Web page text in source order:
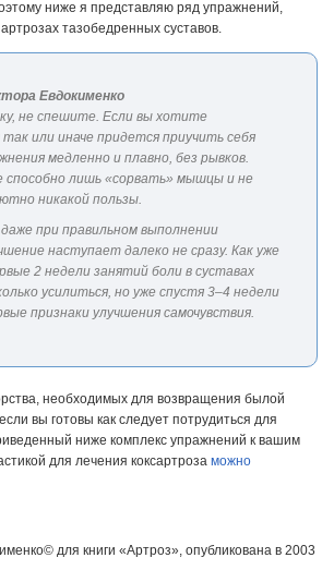
ниже я представляю ряд упражнений,
тазобедренных суставов.
Евдокименко
не спешите. Если вы хотите
или иначе придется приучить себя
медленно и плавно, без рывков.
способно лишь «сорвать» мышцы и не
никакой пользы.
при правильном выполнении
наступает далеко не сразу. Как уже
2 недели занятий боли в суставах
усилиться, но уже спустя 3–4 недели
признаки улучшения самочувствия.
необходимых для возвращения былой
вы готовы как следует потрудиться для
ниже комплекс упражнений к вашим
для лечения коксартроза можно
для книги «Артроз», опубликована в 2003